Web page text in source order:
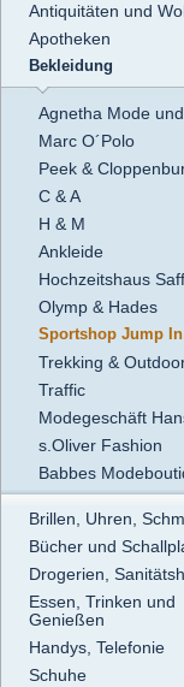
Antiquitäten und
Apotheken
Bekleidung
Agnetha Mode
Marc O´Polo
Peek &
C & A
H & M
Ankleide
Hochzeitshaus
Olymp & Hades
Sportshop Jump In
Trekking &
Traffic
Modegeschäft
s.Oliver Fashion
Babbes
Brillen, Uhren,
Bücher und
Drogerien,
Essen, Trinken und
Genießen
Handys, Telefonie
Schuhe